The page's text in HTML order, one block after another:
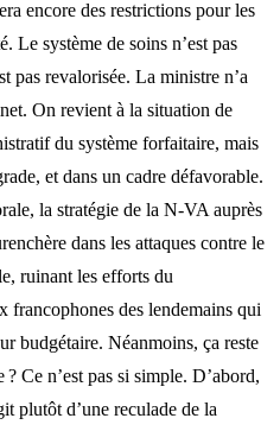
encore des restrictions pour les
Le système de soins n’est pas
pas revalorisée. La ministre n’a
On revient à la situation de
du système forfaitaire, mais
et dans un cadre défavorable.
la stratégie de la N-VA auprès
dans les attaques contre le
ruinant les efforts du
francophones des lendemains qui
budgétaire. Néanmoins, ça reste
Ce n’est pas si simple. D’abord,
plutôt d’une reculade de la